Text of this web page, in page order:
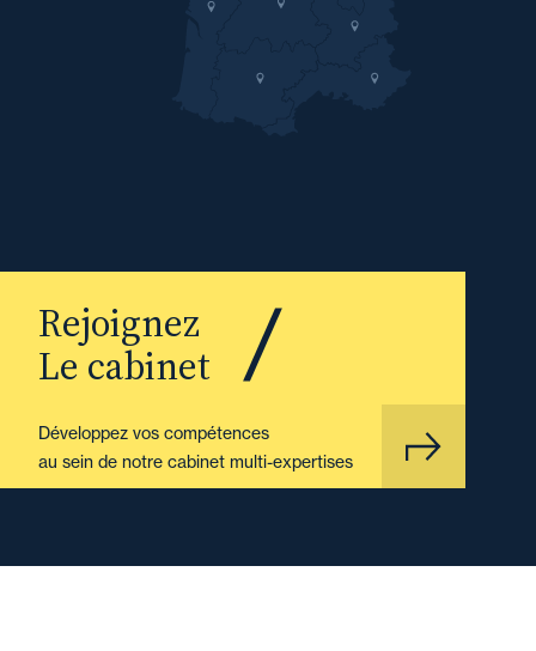
Rejoignez
Le cabinet
Développez vos compétences
au sein de notre cabinet multi-expertises